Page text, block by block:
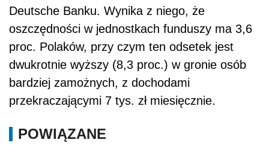
Deutsche Banku. Wynika z niego, że
oszczędności w jednostkach funduszy ma 3,6
proc. Polaków, przy czym ten odsetek jest
dwukrotnie wyższy (8,3 proc.) w gronie osób
bardziej zamożnych, z dochodami
przekraczającymi 7 tys. zł miesięcznie.
POWIĄZANE